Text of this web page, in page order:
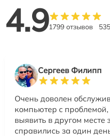
4.91799 отзывов
Сергеев Филипп
Очень доволен
компьютер с
выявить в другом месте
справились за один